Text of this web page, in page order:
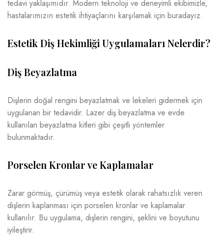
tedavi yaklaşımıdır. Modern teknoloji ve deneyimli ekibimizle,
hastalarımızın estetik ihtiyaçlarını karşılamak için buradayız.
Estetik Diş Hekimliği Uygulamaları Nelerdir?
Diş Beyazlatma
Dişlerin doğal rengini beyazlatmak ve lekeleri gidermek için
uygulanan bir tedavidir. Lazer diş beyazlatma ve evde
kullanılan beyazlatma kitleri gibi çeşitli yöntemler
bulunmaktadır.
Porselen Kronlar ve Kaplamalar
Zarar görmüş, çürümüş veya estetik olarak rahatsızlık veren
dişlerin kaplanması için porselen kronlar ve kaplamalar
kullanılır. Bu uygulama, dişlerin rengini, şeklini ve boyutunu
iyileştirir.